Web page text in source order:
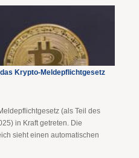
Krypto-Meldepflichtgesetz
(als Teil des
in Kraft getreten. Die
sieht einen automatischen